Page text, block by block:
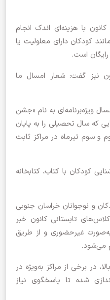
با هزینه‌ای اندک انجام
کودکان دارای معلولیت یا
است.
نیز گفت: شعار امسال ما
ویژه‌برنامه‌ای به نام «جشن
که سال تحصیلی را به پایان
و سوم تیرماه در مراکز ثابت
کودکان با کتاب، کتابخانه
و نوجوانان خراسان جنوبی
تابستانی کانون خبر
غیرحضوری و از طریق
می‌شود.
در برخی از مراکز به‌ویژه در
شده تا پاسخگوی نیاز